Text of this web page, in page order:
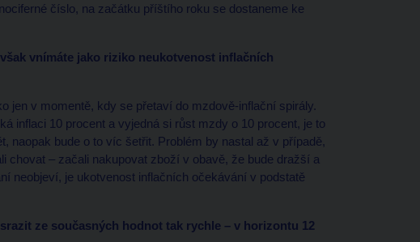
číslo, na začátku příštího roku se dostaneme ke
vnímáte jako riziko neukotvenost inflačních
jen v momentě, kdy se přetaví do mzdově-inflační spirály.
inflaci 10 procent a vyjedná si růst mzdy o 10 procent, je to
naopak bude o to víc šetřit. Problém by nastal až v případě,
chovat – začali nakupovat zboží v obavě, že bude dražší a
neobjeví, je ukotvenost inflačních očekávání v podstatě
ze současných hodnot tak rychle – v horizontu 12